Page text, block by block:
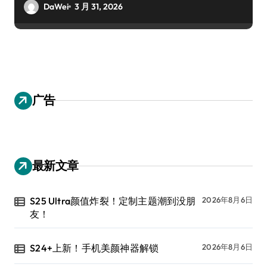
DaWei 3 月 31, 2026
广告
最新文章
S25 Ultra颜值炸裂！定制主题潮到没朋
友！
2026年8月6日
S24+上新！手机美颜神器解锁 2026年8月6日